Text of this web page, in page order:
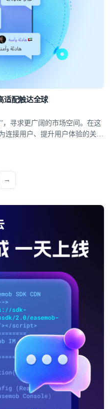
适配触达全球
，寻求更广阔的市场空间。在这
接用户、提升用户体验的关键
→